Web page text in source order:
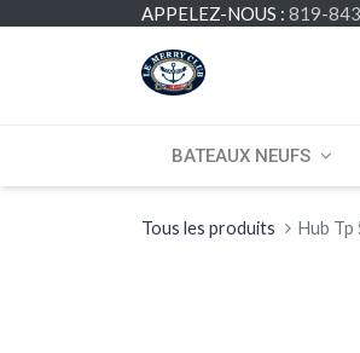
APPELEZ-NOUS : 819-
BATEAUX NEUFS
Tous les produits Hub Tp